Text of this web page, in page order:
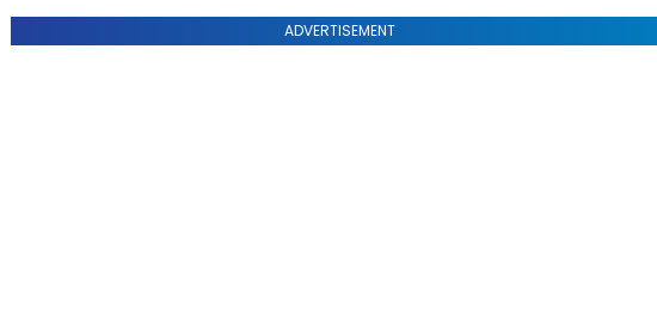
ADVERTISEMENT